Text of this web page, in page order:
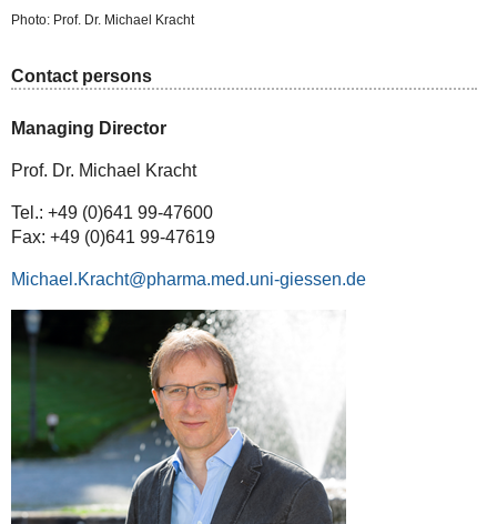
Photo: Prof. Dr. Michael Kracht
Contact persons
Managing Director
Prof. Dr. Michael Kracht
Tel.: +49 (0)641 99-47600
Fax: +49 (0)641 99-47619
Michael.Kracht